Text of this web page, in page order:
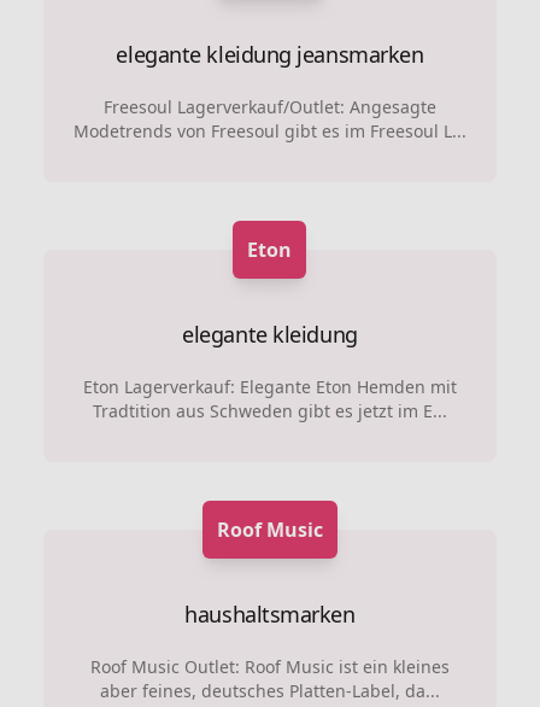
elegante kleidung jeansmarken
Freesoul Lagerverkauf/Outlet: Angesagte
Modetrends von Freesoul gibt es im Freesoul L...
Eton
elegante kleidung
Eton Lagerverkauf: Elegante Eton Hemden mit
Tradtition aus Schweden gibt es jetzt im E...
Roof Music
haushaltsmarken
Roof Music Outlet: Roof Music ist ein kleines
aber feines, deutsches Platten-Label, da...